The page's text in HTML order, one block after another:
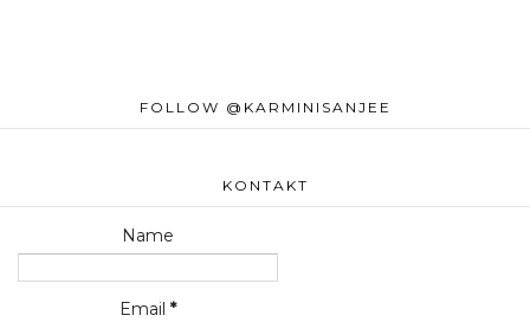
FOLLOW @KARMINISANJEE
KONTAKT
Name
Email *